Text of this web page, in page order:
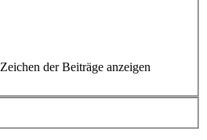
Zeichen der Beiträge anzeigen